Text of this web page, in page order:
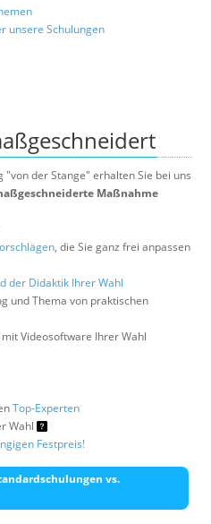
unsere Schulungen
der Stange" erhalten Sie bei uns
Maßnahme
, die Sie ganz frei anpassen
der Didaktik Ihrer Wahl
und Thema von praktischen
Videosoftware Ihrer Wahl
Top-Experten
Wahl
Festpreis!
vs.